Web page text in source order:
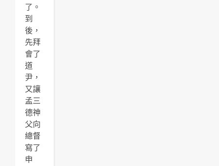
了。
到
後，
先拜
會了
道
尹，
又讓
孟三
德神
父向
總督
寫了
申